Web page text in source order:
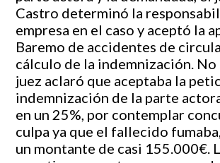
Castro determinó la
empresa en el caso y aceptó la
Baremo de accidentes de
cálculo de la indemnización.
juez aclaró que aceptaba la
indemnización de la parte
en un 25%, por contemplar
culpa ya que el fallecido
un montante de casi 155.000€.